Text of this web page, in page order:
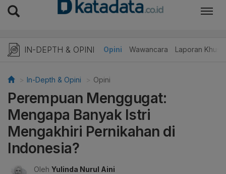
IN-DEPTH & OPINI
Telaah Opini Wawancara Laporan
In-Depth & Opini Opini
Perempuan Menggugat:
Mengapa Banyak Istri
Mengakhiri Pernikahan di
Indonesia?
Oleh Yulinda Nurul Aini